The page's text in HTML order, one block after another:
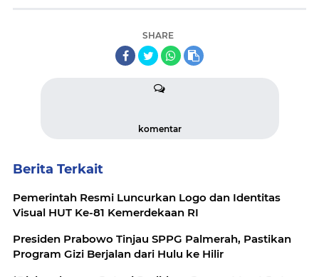
SHARE
komentar
Berita Terkait
Pemerintah Resmi Luncurkan Logo dan Identitas
Visual HUT Ke-81 Kemerdekaan RI
Presiden Prabowo Tinjau SPPG Palmerah, Pastikan
Program Gizi Berjalan dari Hulu ke Hilir